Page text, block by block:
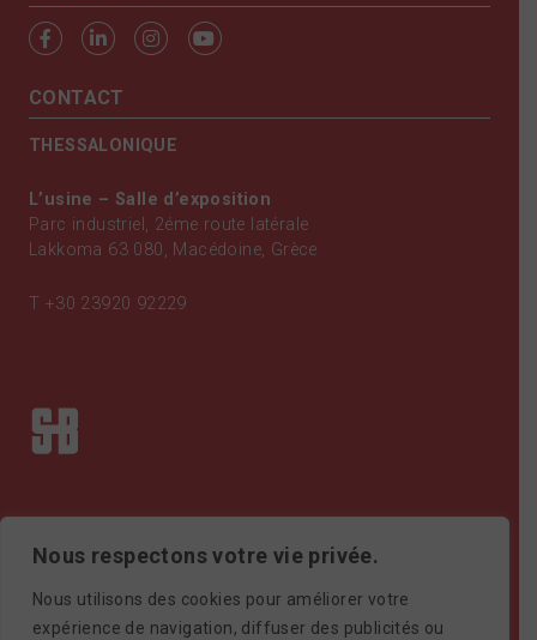
Nous respectons votre vie privée.
Nous utilisons des cookies pour améliorer votre
expérience de navigation, diffuser des publicités ou
CONTACT
THESSALONIQUE
L’usine – Salle d’exposition
Parc industriel, 2éme route latérale
Lakkoma 63 080, Macédoine, Grèce
T +30 23920 92229